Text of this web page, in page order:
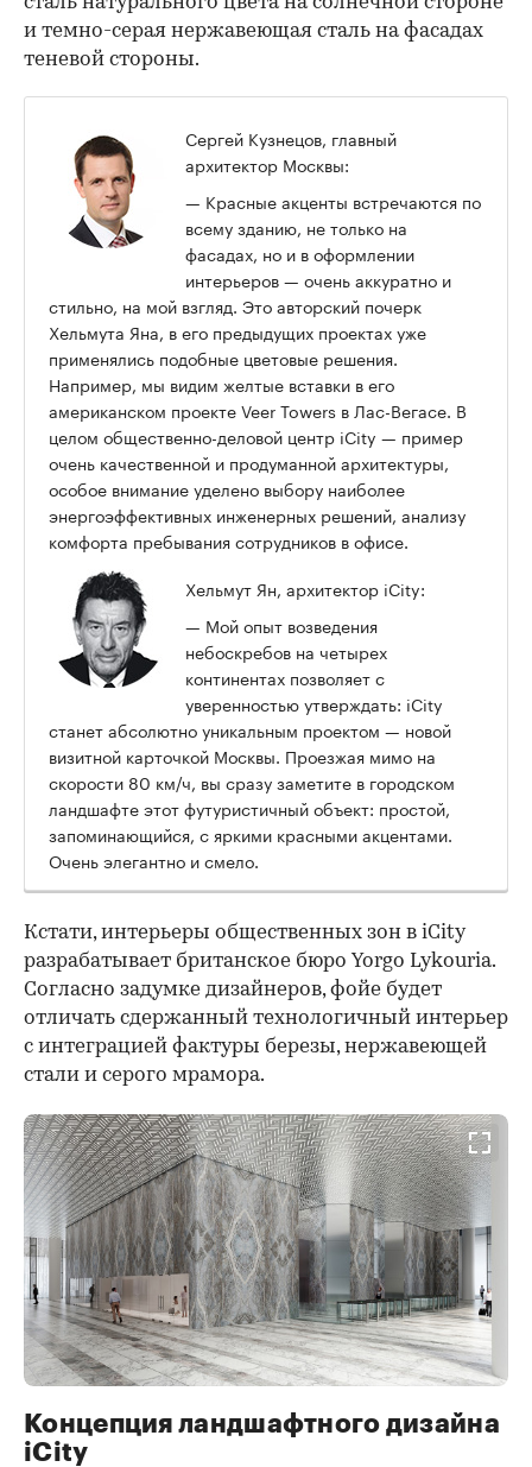
и темно-серая нержавеющая сталь на фасадах
теневой стороны.
Сергей Кузнецов, главный
архитектор Москвы:
— Красные акценты встречаются по
всему зданию, не только на
фасадах, но и в оформлении
интерьеров — очень аккуратно и
стильно, на мой взгляд. Это авторский почерк
Хельмута Яна, в его предыдущих проектах уже
применялись подобные цветовые решения.
Например, мы видим желтые вставки в его
американском проекте Veer Towers в Лас-Вегасе. В
целом общественно-деловой центр iCity — пример
очень качественной и продуманной архитектуры,
особое внимание уделено выбору наиболее
энергоэффективных инженерных решений, анализу
комфорта пребывания сотрудников в офисе.
Хельмут Ян, архитектор iCity:
— Мой опыт возведения
небоскребов на четырех
континентах позволяет с
уверенностью утверждать: iCity
станет абсолютно уникальным проектом — новой
визитной карточкой Москвы. Проезжая мимо на
скорости 80 км/ч, вы сразу заметите в городском
ландшафте этот футуристичный объект: простой,
запоминающийся, с яркими красными акцентами.
Очень элегантно и смело.
Кстати, интерьеры общественных зон в iCity
разрабатывает британское бюро Yorgo Lykouria.
Согласно задумке дизайнеров, фойе будет
отличать сдержанный технологичный интерьер
с интеграцией фактуры березы, нержавеющей
стали и серого мрамора.
Концепция ландшафтного дизайна
iCity